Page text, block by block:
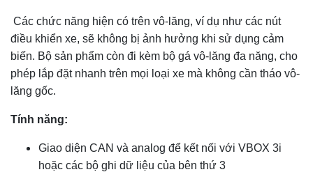
Các chức năng hiện có trên vô-lăng, ví dụ như các nút
điều khiển xe, sẽ không bị ảnh hưởng khi sử dụng cảm
biến. Bộ sản phẩm còn đi kèm bộ gá vô-lăng đa năng, cho
phép lắp đặt nhanh trên mọi loại xe mà không cần tháo vô-
lăng gốc.
Tính năng:
Giao diện CAN và analog để kết nối với VBOX 3i
hoặc các bộ ghi dữ liệu của bên thứ 3